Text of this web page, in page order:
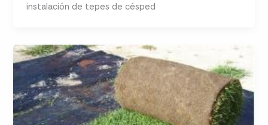
instalación de tepes de césped